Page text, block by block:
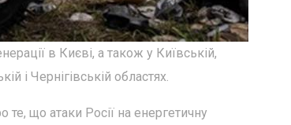
в Києві, а також у Київській,
і Чернігівській областях.
те, що атаки Росії на енергетичну